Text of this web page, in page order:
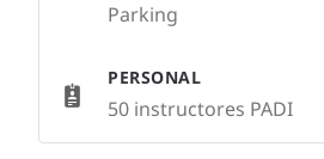
Parking
PERSONAL
50 instructores PADI